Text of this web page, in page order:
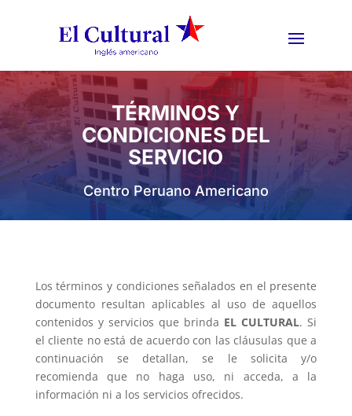
TÉRMINOS Y
CONDICIONES DEL
SERVICIO
Centro Peruano Americano
Los términos y condiciones señalados en el presente
documento resultan aplicables al uso de aquellos
contenidos y servicios que brinda EL CULTURAL. Si
el cliente no está de acuerdo con las cláusulas que a
continuación se detallan, se le solicita y/o
recomienda que no haga uso, ni acceda, a la
información ni a los servicios ofrecidos.